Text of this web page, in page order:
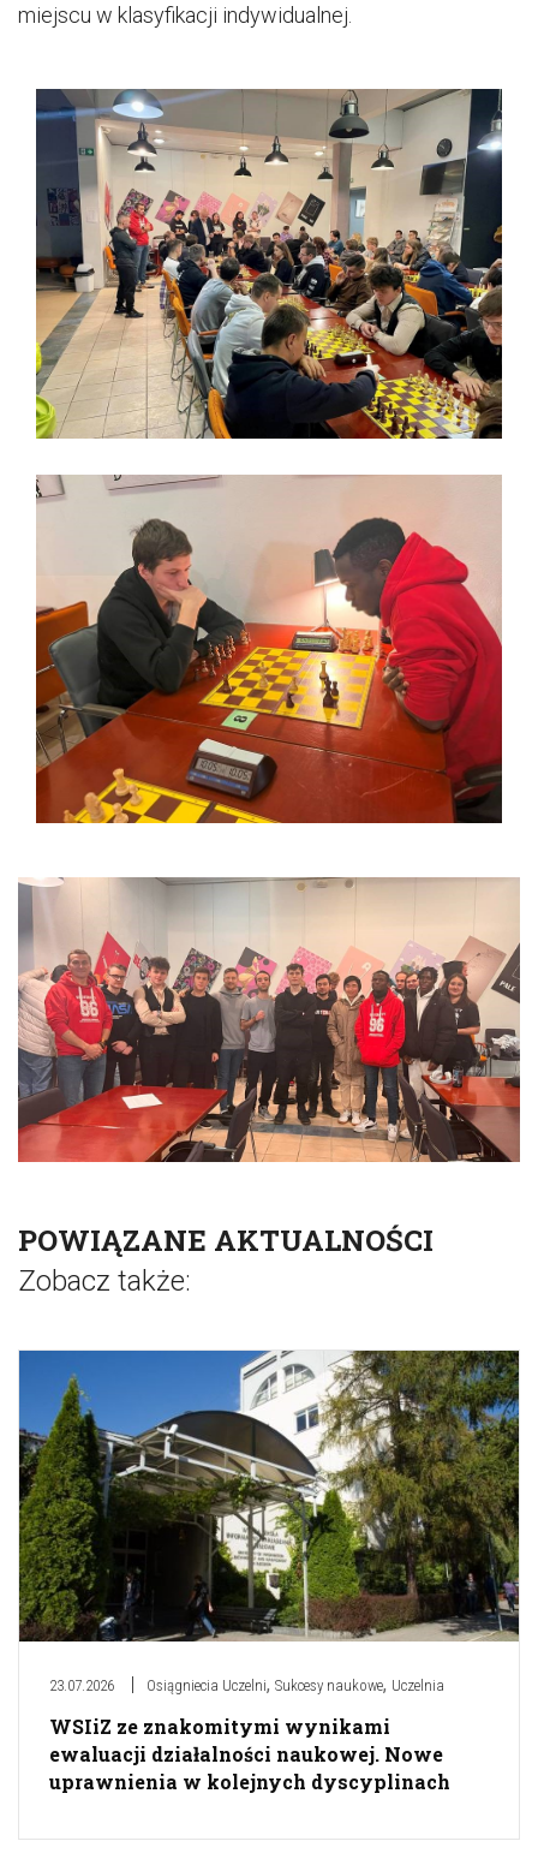
miejscu w klasyfikacji indywidualnej.
POWIĄZANE AKTUALNOŚCI
Zobacz także:
23.07.2026 Osiągniecia Uczelni, Sukcesy naukowe, Uczelnia
WSIiZ ze znakomitymi wynikami
ewaluacji działalności naukowej. Nowe
uprawnienia w kolejnych dyscyplinach